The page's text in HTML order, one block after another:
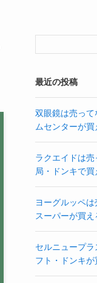
最近の投稿
双眼鏡は売っ
ムセンターが買
ラクエイドは
局・ドンキで買
ヨーグルッペ
スーパーが買え
セルニュープ
フト・ドンキが